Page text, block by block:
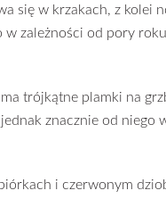
się w krzakach, z kolei
zależności od pory
trójkątne plamki na
jednak znacznie od niego
i czerwonym